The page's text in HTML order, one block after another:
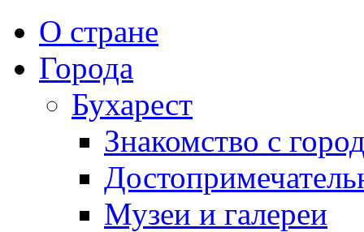
О стране
Города
Бухарест
Знакомство с
Музеи и галереи